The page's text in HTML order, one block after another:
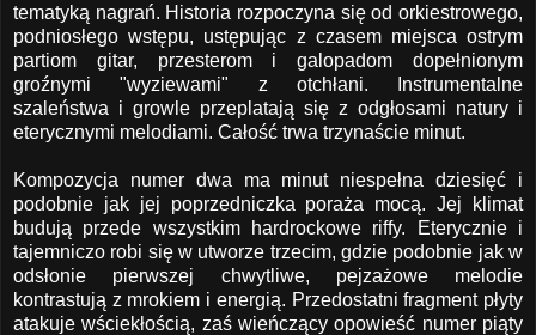
tematyką nagrań. Historia rozpoczyna się od orkiestrowego,
podniosłego wstępu, ustępując z czasem miejsca ostrym
partiom gitar, przesterom i galopadom dopełnionym
groźnymi "wyziewami" z otchłani. Instrumentalne
szaleństwa i growle przeplatają się z odgłosami natury i
eterycznymi melodiami. Całość trwa trzynaście minut.
Kompozycja numer dwa ma minut niespełna dziesięć i
podobnie jak jej poprzedniczka poraża mocą. Jej klimat
budują przede wszystkim hardrockowe riffy. Eterycznie i
tajemniczo robi się w utworze trzecim, gdzie podobnie jak w
odsłonie pierwszej chwytliwe, pejzażowe melodie
kontrastują z mrokiem i energią. Przedostatni fragment płyty
atakuje wściekłością, zaś wieńczący opowieść numer piąty